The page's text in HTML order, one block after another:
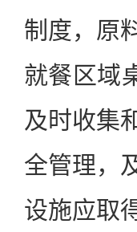
制度，原
就餐区域
及时收集
全管理，
设施应取